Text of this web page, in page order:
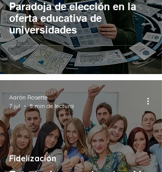
Paradoja de elección en la
oferta educativa de
universidades
Fidelización
Aarón Rosette
7 jul
8 min de lectura